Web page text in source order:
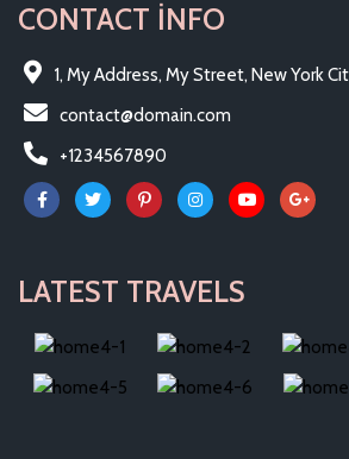
CONTACT INFO
1, My Address, My Street, New York
contact@domain.com
+1234567890
LATEST TRAVELS